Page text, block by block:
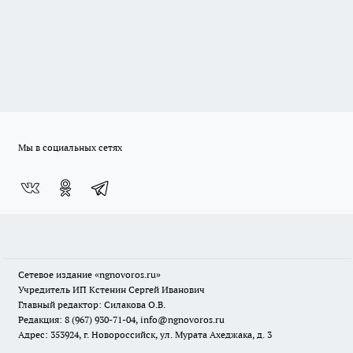
Мы в социальных сетях
Сетевое издание «ngnovoros.ru»
Учредитель ИП Кстенин Сергей Иванович
Главный редактор: Силакова О.В.
Редакция: 8 (967) 930-71-04, info@ngnovoros.ru
Адрес: 353924, г. Новороссийск, ул. Мурата Ахеджака, д. 3